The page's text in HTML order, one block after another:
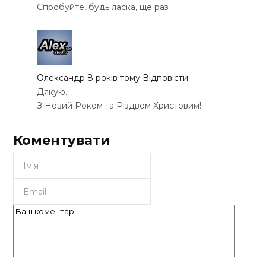
Спробуйте, будь ласка, ще раз
Олександр 8 років тому Відповісти
Дякую.
З Новий Роком та Різдвом Христовим!
Коментувати